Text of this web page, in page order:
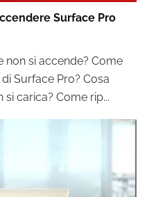
Surface Pro
non si accende? Come
Surface Pro? Cosa
carica? Come rip...